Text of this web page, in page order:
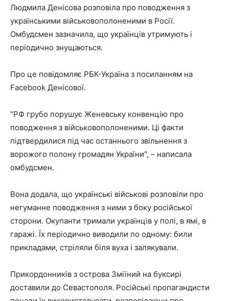
Людмила Денісова розповіла про поводження з
українськими військовополоненими в Росії.
Омбудсмен зазначила, що українців утримують і
періодично знущаються.
Про це повідомляє РБК-Україна з посиланням на
Facebook Денісової.
"РФ грубо порушує Женевську конвенцію про
поводження з військовополоненими. Ці факти
підтвердилися під час останнього звільнення з
ворожого полону громадян України", – написала
омбудсмен.
Вона додала, що українські військові розповіли про
негуманне поводження з ними з боку російської
сторони. Окупанти тримали українців у полі, в ямі, в
гаражі. Їх періодично виводили по одному: били
прикладами, стріляли біля вуха і залякували.
Прикордонників з острова Зміїний на буксирі
доставили до Севастополя. Російські пропагандисти